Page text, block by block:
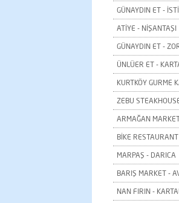
GÜNAYDIN ET -
ATİYE - NİŞANTAŞI
GÜNAYDIN ET -
ÜNLÜER ET -
KURTKÖY GURME
ZEBU
ARMAĞAN
BİKE
MARPAŞ - DARICA
BARIŞ MARKET -
NAN FIRIN -